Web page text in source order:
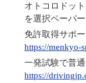
オトコロドッ
を選択ペーパ
免許取得サポ
https://menkyo-
一発試験で普
https://